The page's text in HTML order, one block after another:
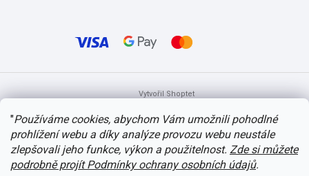
"Používáme cookies, abychom Vám umožnili pohodlné
prohlížení webu a díky analýze provozu webu neustále
zlepšovali jeho funkce, výkon a použitelnost. Zde si můžete
podrobně projít Podmínky ochrany osobních údajů.
Vytvořil Shoptet
Copyright 2026itvlaky.cz. Všechna práva vyhrazena.Upravit nastavení